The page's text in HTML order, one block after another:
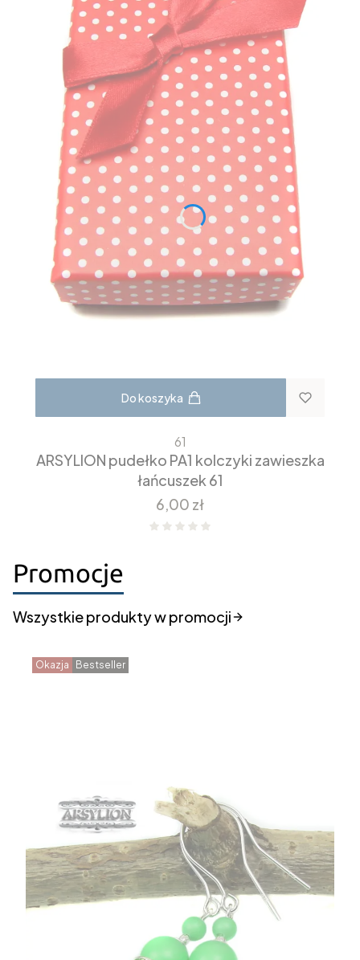
Do koszyka
61
ARSYLION pudełko PA1 kolczyki zawieszka
łańcuszek 61
Cena
6,00 zł
Promocje
Wszystkie produkty w promocji
Okazja Bestseller